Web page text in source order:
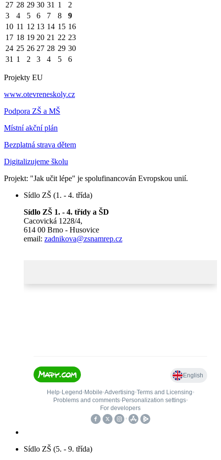
27 28 29 30 31 1
2
3
4 5 6 7 8
9
10 11 12 13 14 15 16
17 18 19 20 21 22 23
24 25 26 27 28 29 30
31 1 2 3 4 5 6
Projekty EU
www.otevreneskoly.cz
Podpora ZŠ a MŠ
Místní akční plán
Bezplatná strava dětem
Digitalizujeme školu
Projekt: "Jak učit lépe" je spolufinancován Evropskou unií.
Sídlo ZŠ (1. - 4. třída)
Sídlo ZŠ 1. - 4. třídy a ŠD
Cacovická 1228/4,
614 00 Brno - Husovice
email: zadnikova@zsnamrep.cz
Sídlo ZŠ (5. - 9. třída)